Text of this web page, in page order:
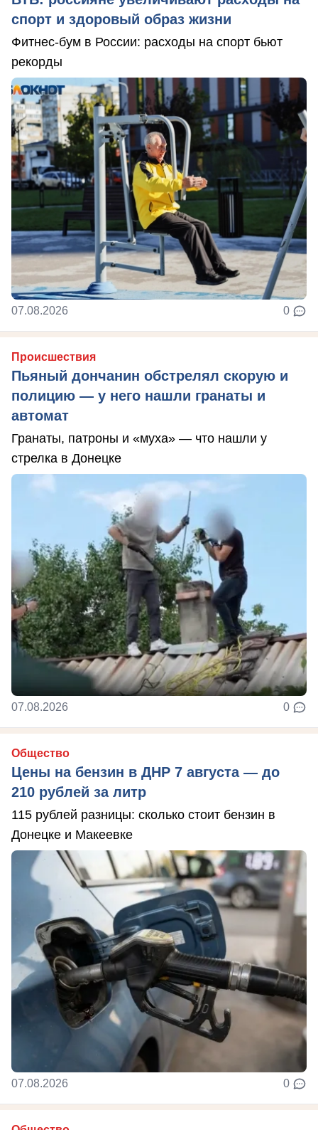
спорт и здоровый образ жизни
Фитнес-бум в России: расходы на спорт бьют
рекорды
07.08.2026 0
Происшествия
Пьяный дончанин обстрелял скорую и
полицию — у него нашли гранаты и
автомат
Гранаты, патроны и «муха» — что нашли у
стрелка в Донецке
07.08.2026 0
Общество
Цены на бензин в ДНР 7 августа — до
210 рублей за литр
115 рублей разницы: сколько стоит бензин в
Донецке и Макеевке
07.08.2026 0